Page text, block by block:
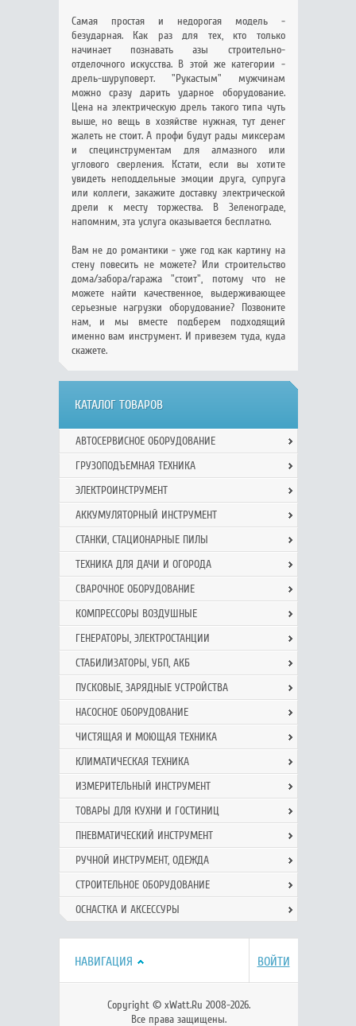
Самая простая и недорогая модель -
безударная. Как раз для тех, кто только
начинает познавать азы строительно-
отделочного искусства. В этой же категории -
дрель-шуруповерт. "Рукастым" мужчинам
можно сразу дарить ударное оборудование.
Цена на электрическую дрель такого типа чуть
выше, но вещь в хозяйстве нужная, тут денег
жалеть не стоит. А профи будут рады миксерам
и специнструментам для алмазного или
углового сверления. Кстати, если вы хотите
увидеть неподдельные эмоции друга, супруга
или коллеги, закажите доставку электрической
дрели к месту торжества. В Зеленограде,
напомним, эта услуга оказывается бесплатно.
Вам не до романтики - уже год как картину на
стену повесить не можете? Или строительство
дома/забора/гаража "стоит", потому что не
можете найти качественное, выдерживающее
серьезные нагрузки оборудование? Позвоните
нам, и мы вместе подберем подходящий
именно вам инструмент. И привезем туда, куда
скажете.
КАТАЛОГ ТОВАРОВ
АВТОСЕРВИСНОЕ ОБОРУДОВАНИЕ
ГРУЗОПОДЪЕМНАЯ ТЕХНИКА
ЭЛЕКТРОИНСТРУМЕНТ
АККУМУЛЯТОРНЫЙ ИНСТРУМЕНТ
СТАНКИ, СТАЦИОНАРНЫЕ ПИЛЫ
ТЕХНИКА ДЛЯ ДАЧИ И ОГОРОДА
СВАРОЧНОЕ ОБОРУДОВАНИЕ
КОМПРЕССОРЫ ВОЗДУШНЫЕ
ГЕНЕРАТОРЫ, ЭЛЕКТРОСТАНЦИИ
СТАБИЛИЗАТОРЫ, УБП, АКБ
ПУСКОВЫЕ, ЗАРЯДНЫЕ УСТРОЙСТВА
НАСОСНОЕ ОБОРУДОВАНИЕ
ЧИСТЯЩАЯ И МОЮЩАЯ ТЕХНИКА
КЛИМАТИЧЕСКАЯ ТЕХНИКА
ИЗМЕРИТЕЛЬНЫЙ ИНСТРУМЕНТ
ТОВАРЫ ДЛЯ КУХНИ И ГОСТИНИЦ
ПНЕВМАТИЧЕСКИЙ ИНСТРУМЕНТ
РУЧНОЙ ИНCТРУМЕНТ, ОДЕЖДА
СТРОИТЕЛЬНОЕ ОБОРУДОВАНИЕ
ОСНАСТКА И АКСЕССУРЫ
НАВИГАЦИЯ ВОЙТИ
Copyright © xWatt.Ru 2008-2026.
Все права защищены.